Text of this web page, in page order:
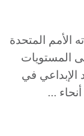
الأمم المتحدة
المستويات
الإبداعي في
...